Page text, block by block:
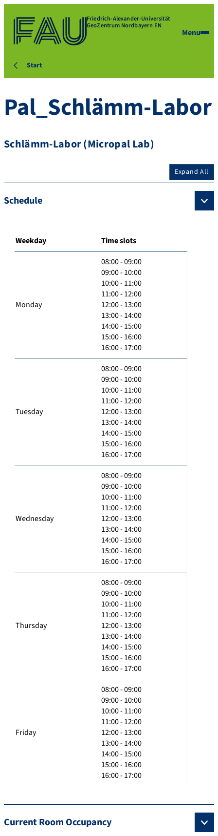
Friedrich-Alexander-Universität
GeoZentrum Nordbayern EN
Menu
Start
Pal_Schlämm-Labor
Schlämm-Labor (Micropal Lab)
Expand All
Schedule
Weekday Time slots
Monday
08:00 - 09:00
09:00 - 10:00
10:00 - 11:00
11:00 - 12:00
12:00 - 13:00
13:00 - 14:00
14:00 - 15:00
15:00 - 16:00
16:00 - 17:00
Tuesday
08:00 - 09:00
09:00 - 10:00
10:00 - 11:00
11:00 - 12:00
12:00 - 13:00
13:00 - 14:00
14:00 - 15:00
15:00 - 16:00
16:00 - 17:00
Wednesday
08:00 - 09:00
09:00 - 10:00
10:00 - 11:00
11:00 - 12:00
12:00 - 13:00
13:00 - 14:00
14:00 - 15:00
15:00 - 16:00
16:00 - 17:00
Thursday
08:00 - 09:00
09:00 - 10:00
10:00 - 11:00
11:00 - 12:00
12:00 - 13:00
13:00 - 14:00
14:00 - 15:00
15:00 - 16:00
16:00 - 17:00
Friday
08:00 - 09:00
09:00 - 10:00
10:00 - 11:00
11:00 - 12:00
12:00 - 13:00
13:00 - 14:00
14:00 - 15:00
15:00 - 16:00
16:00 - 17:00
Current Room Occupancy